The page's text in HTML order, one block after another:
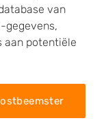
van
gegevens,
aan potentiële